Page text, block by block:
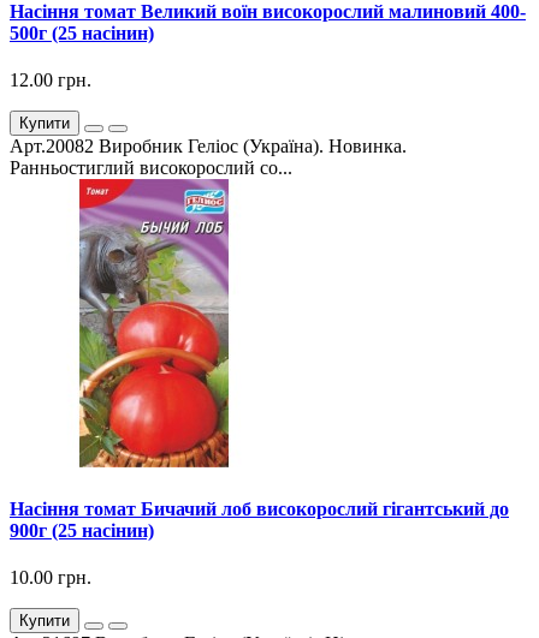
Насіння томат Великий воїн високорослий малиновий 400-
500г (25 насінин)
12.00 грн.
Купити
Арт.20082 Виробник Геліос (Україна). Новинка.
Ранньостиглий високорослий со...
Насіння томат Бичачий лоб високорослий гігантський до
900г (25 насінин)
10.00 грн.
Купити